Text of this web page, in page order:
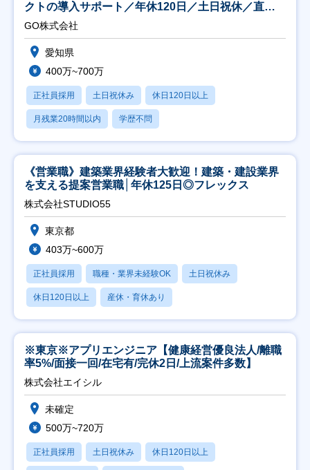
クトの導入サポート／年休120日／土日祝休／直行
直帰
GO株式会社
愛知県
400万~700万
正社員採用 土日祝休み 休日120日以上
月残業20時間以内 学歴不問
《営業職》建築業界経験者大歓迎！建築・建設業界
を支える提案営業職│年休125日◎フレックス
株式会社STUDIO55
東京都
403万~600万
正社員採用 職種・業界未経験OK 土日祝休み
休日120日以上 産休・育休あり
※東京※アプリエンジニア【健康経営優良法人/離職
率5%/面接一回/在宅有/完休2日/上流案件多数】
株式会社エイシル
未確定
500万~720万
正社員採用 土日祝休み 休日120日以上